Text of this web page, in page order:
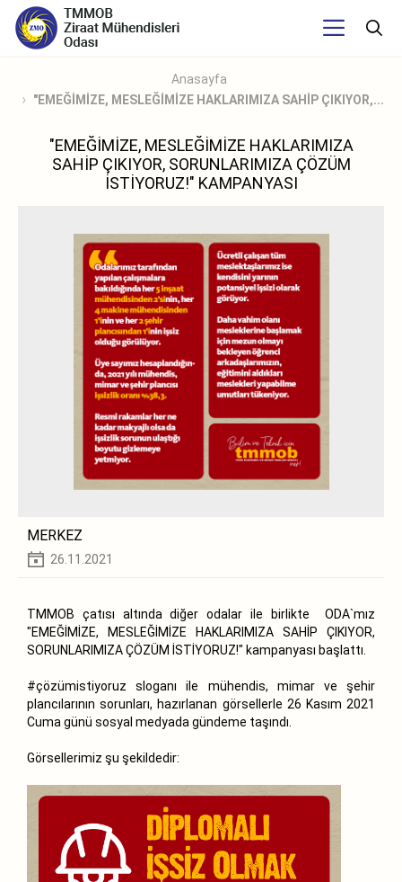
Anasayfa
"EMEĞİMİZE, MESLEĞİMİZE HAKLARIMIZA SAHİP ÇIKIYOR,...
"EMEĞİMİZE, MESLEĞİMİZE HAKLARIMIZA
SAHİP ÇIKIYOR, SORUNLARIMIZA ÇÖZÜM
İSTİYORUZ!" KAMPANYASI
MERKEZ
26.11.2021
TMMOB çatısı altında diğer odalar ile birlikte ODA`mız
"EMEĞİMİZE, MESLEĞİMİZE HAKLARIMIZA SAHİP ÇIKIYOR,
SORUNLARIMIZA ÇÖZÜM İSTİYORUZ!" kampanyası başlattı.
#çözümistiyoruz sloganı ile mühendis, mimar ve şehir
plancılarının sorunları, hazırlanan görsellerle 26 Kasım 2021
Cuma günü sosyal medyada gündeme taşındı.
Görsellerimiz şu şekildedir: